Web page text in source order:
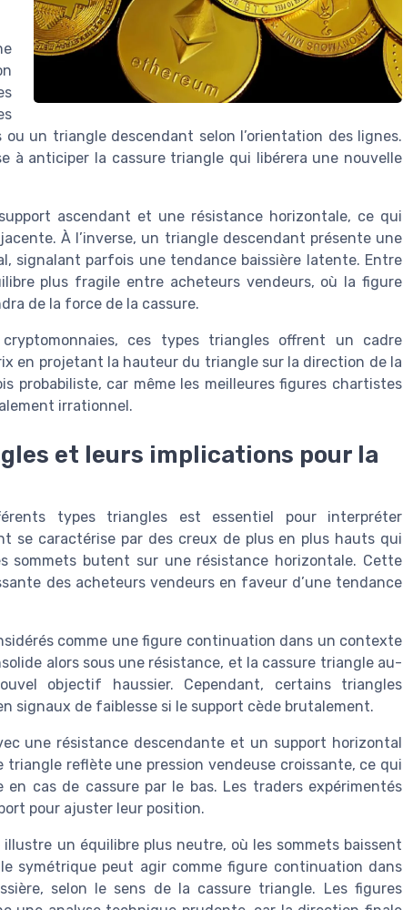
un triangle descendant selon l’orientation des lignes.
à anticiper la cassure triangle qui libérera une nouvelle
ascendant et une résistance horizontale, ce qui
À l’inverse, un triangle descendant présente une
signalant parfois une tendance baissière latente. Entre
plus fragile entre acheteurs vendeurs, où la figure
de la force de la cassure.
ces types triangles offrent un cadre
en projetant la hauteur du triangle sur la direction de la
probabiliste, car même les meilleures figures chartistes
irrationnel.
et leurs implications pour la
types triangles est essentiel pour interpréter
se caractérise par des creux de plus en plus hauts qui
sommets butent sur une résistance horizontale. Cette
des acheteurs vendeurs en faveur d’une tendance
comme une figure continuation dans un contexte
alors sous une résistance, et la cassure triangle au-
objectif haussier. Cependant, certains triangles
signaux de faiblesse si le support cède brutalement.
une résistance descendante et un support horizontal
reflète une pression vendeuse croissante, ce qui
cas de cassure par le bas. Les traders expérimentés
pour ajuster leur position.
un équilibre plus neutre, où les sommets baissent
symétrique peut agir comme figure continuation dans
selon le sens de la cassure triangle. Les figures